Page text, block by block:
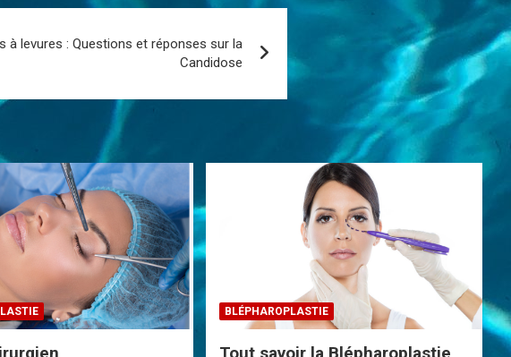
à levures : Questions et réponses sur la
Candidose
BLÉPHAROPLASTIE
Tout savoir la Blépharoplastie